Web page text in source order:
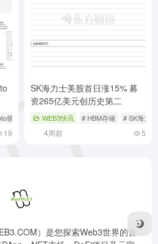
领域 # DeAgentAI
19
SK海力士美股首日涨15% 募
资265亿美元创历史第二
WEB3快讯 # HBM存储 # SK海力士
4周前 5
）是您探索Web3世界的首